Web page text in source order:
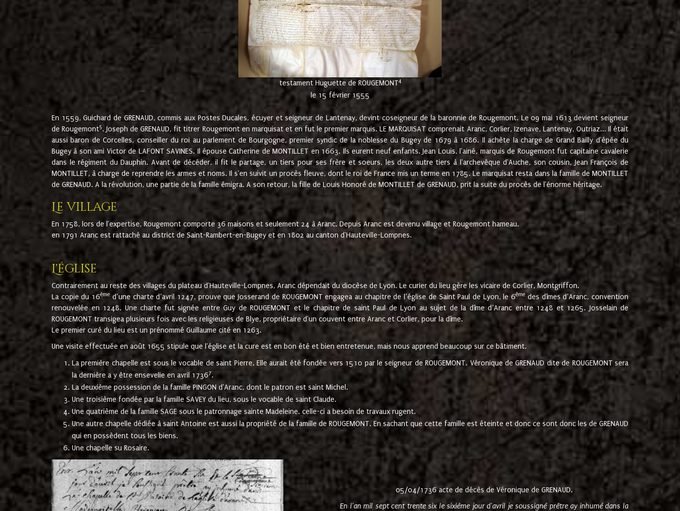
testament Huguette de ROUGEMONT4
le 15 février 1555
En 1559, Guichard de GRENAUD, commis aux Postes Ducales, écuyer et seigneur de Lantenay, devint coseigneur de la baronnie de Rougemont. Le 09 mai 1613 devient seigneur
de Rougemont5. Joseph de GRENAUD, fit titrer Rougemont en marquisat et en fut le premier marquis. LE MARQUISAT comprenait Aranc, Corlier, Izenave, Lantenay, Outriaz... Il était
aussi baron de Corcelles, conseiller du roi au parlement de Bourgogne, premier syndic de la noblesse du Bugey de 1679 à 1686. Il achète la charge de Grand Bailly d'épée du
Bugey à son ami Victor de LAFONT SAVINES. Il épouse Catherine de MONTILLET en 1663. Ils eurent neuf enfants. Jean Louis, l'ainé, marquis de Rougemont fut capitaine cavalerie
dans le régiment du Dauphin. Avant de décéder, il fit le partage, un tiers pour ses frère et soeurs, les deux autre tiers à l'archevêque d'Auche, son cousin, Jean François de
MONTILLET, à charge de reprendre les armes et noms. Il s'en suivit un procès fleuve, dont le roi de France mis un terme en 1785. Le marquisat resta dans la famille de MONTILLET
de GRENAUD. A la révolution, une partie de la famille émigra. A son retour, la fille de Louis Honoré de MONTILLET de GRENAUD, prit la suite du procès de l'énorme héritage.
Le village
En 1758, lors de l'expertise, Rougemont comporte 36 maisons et seulement 24 à Aranc. Depuis Aranc est devenu village et Rougemont hameau.
en 1791 Aranc est rattaché au district de Saint-Rambert-en-Bugey et en 1802 au canton d'Hauteville-Lompnes.
L'église
Contrairement au reste des villages du plateau d'Hauteville-Lompnes, Aranc dépendait du diocèse de Lyon. Le curier du lieu gère les vicaire de Corlier, Montgriffon.
La copie du 16ème d’une charte d’avril 1247, prouve que Josserand de ROUGEMONT engagea au chapitre de l’église de Saint Paul de Lyon, le 6ème des dîmes d’Aranc, convention
renouvelée en 1248. Une charte fut signée entre Guy de ROUGEMONT et le chapitre de saint Paul de Lyon au sujet de la dîme d’Aranc entre 1248 et 1265. Josselain de
ROUGEMONT transigea plusieurs fois avec les religieuses de Blye, propriétaire d'un couvent entre Aranc et Corlier, pour la dîme.
Le premier curé du lieu est un prénommé Guillaume cité en 1263.
Une visite effectuée en août 1655 stipule que l'église et la cure est en bon été et bien entretenue, mais nous apprend beaucoup sur ce bâtiment.
La première chapelle est sous le vocable de saint Pierre. Elle aurait été fondée vers 1510 par le seigneur de ROUGEMONT. Véronique de GRENAUD dite de ROUGEMONT sera
la dernière a y être ensevelie en avril 17367.
La deuxième possession de la famille PINGON d'Aranc, dont le patron est saint Michel.
Une troisième fondée par la famille SAVEY du lieu, sous le vocable de saint Claude.
Une quatrième de la famille SAGE sous le patronnage sainte Madeleine. celle-ci a besoin de travaux rugent.
Une autre chapelle dédiée à saint Antoine est aussi la propriété de la famille de ROUGEMONT. En sachant que cette famille est éteinte et donc ce sont donc les de GRENAUD
qui en possèdent tous les biens.
Une chapelle su Rosaire.
05/04/1736 acte de décès de Véronique de GRENAUD.
En l'an mil sept cent trente six le sixième jour d'avril je soussigné prêtre ay inhumé dans la